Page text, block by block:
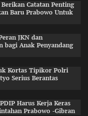
Catatan Penting
Baru Prabowo Untuk
JKN dan
bagi Anak Penyandang
Kortas Tipikor Polri
Serius Berantas
Harus Kerja Keras
Prabowo -Gibran